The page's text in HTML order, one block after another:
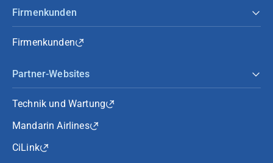
Firmenkunden
Firmenkunden
Partner-Websites
Technik und Wartung
Mandarin Airlines
CiLink